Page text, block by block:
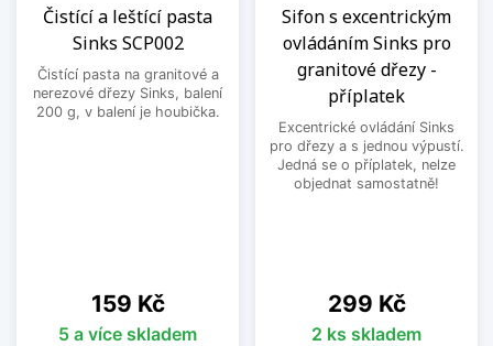
Čistící a leštící pasta
Sinks SCP002
Čistící pasta na granitové a
nerezové dřezy Sinks, balení
200 g, v balení je houbička.
Cena
159 Kč
5 a více skladem
Sifon s excentrickým
ovládáním Sinks pro
granitové dřezy -
příplatek
Excentrické ovládání Sinks
pro dřezy a s jednou výpustí.
Jedná se o příplatek, nelze
objednat samostatně!
Cena
299 Kč
2 ks skladem